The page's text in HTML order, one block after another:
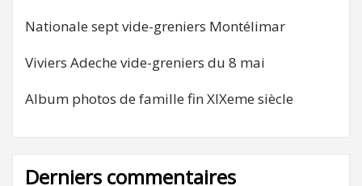
Nationale sept vide-greniers Montélimar
Viviers Adeche vide-greniers du 8 mai
Album photos de famille fin XIXeme siècle
Derniers commentaires